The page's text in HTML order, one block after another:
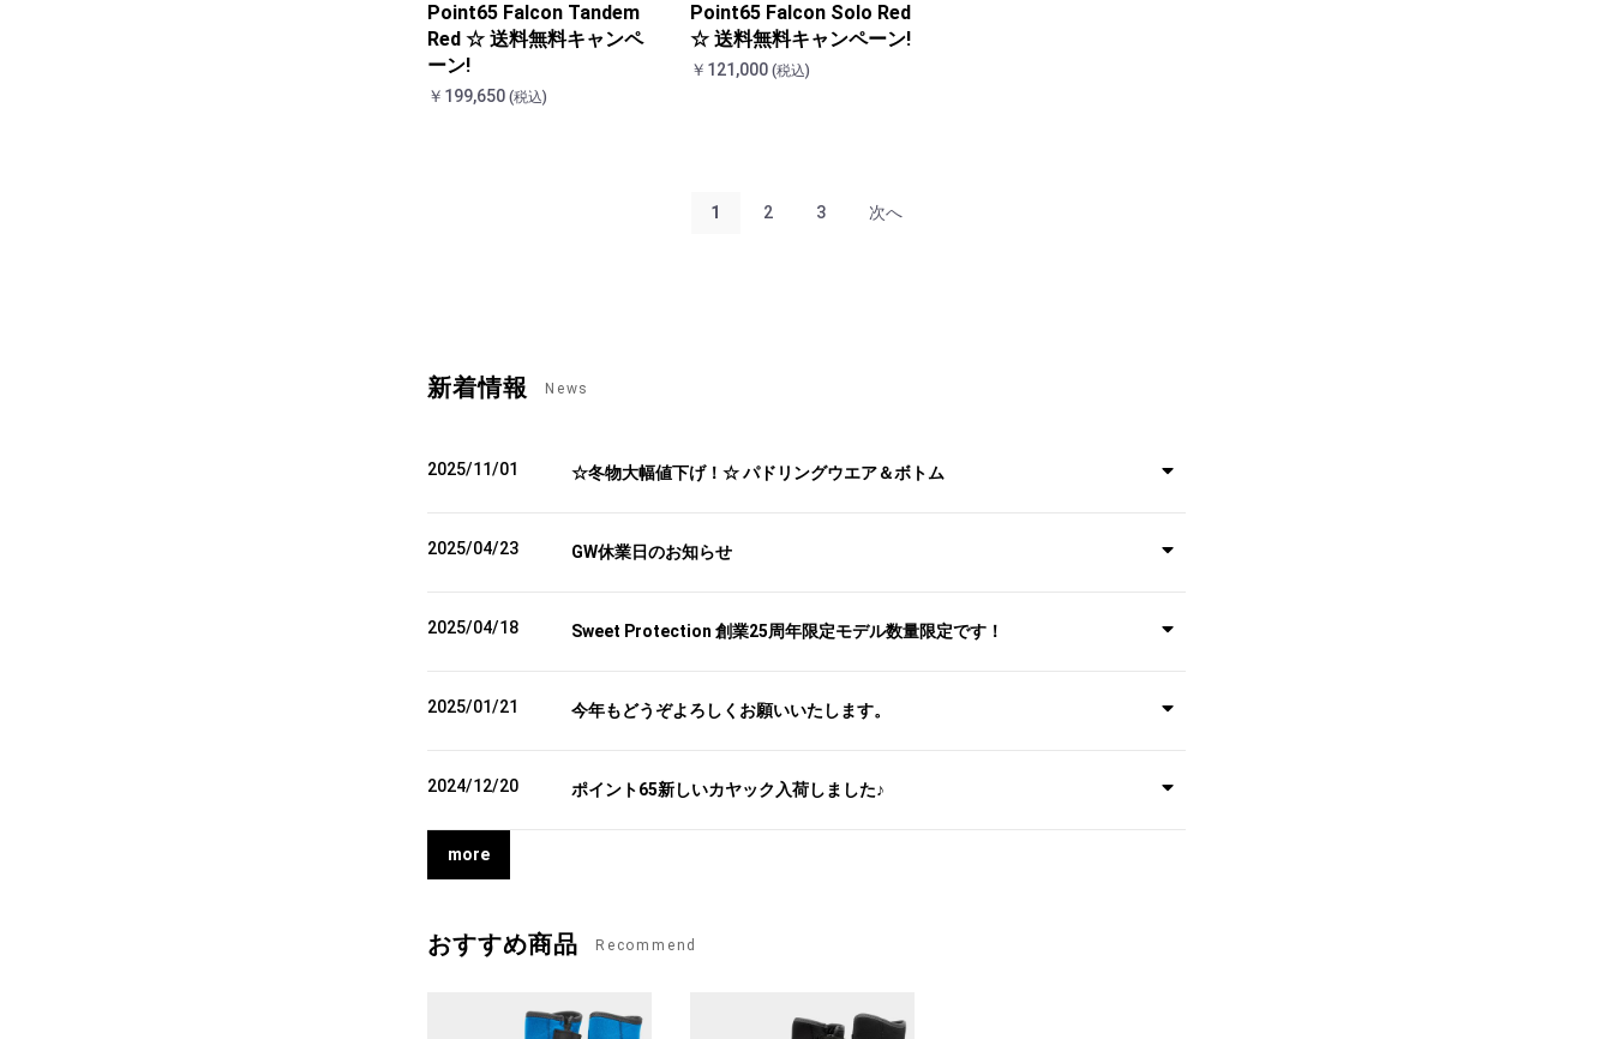
Point65 Falcon Tandem
Red ☆ 送料無料キャンペ
ーン!
￥199,650 (税込)
Point65 Falcon Solo Red
☆ 送料無料キャンペーン!
￥121,000(税込)
1 2 3 次へ
新着情報 News
2025/11/01 ☆冬物大幅値下げ！☆ パドリングウエア＆ボトム
2025/04/23 GW休業日のお知らせ
2025/04/18 Sweet Protection 創業25周年限定モデル数量限定です！
2025/01/21 今年もどうぞよろしくお願いいたします。
2024/12/20 ポイント65新しいカヤック入荷しました♪
more
おすすめ商品 Recommend